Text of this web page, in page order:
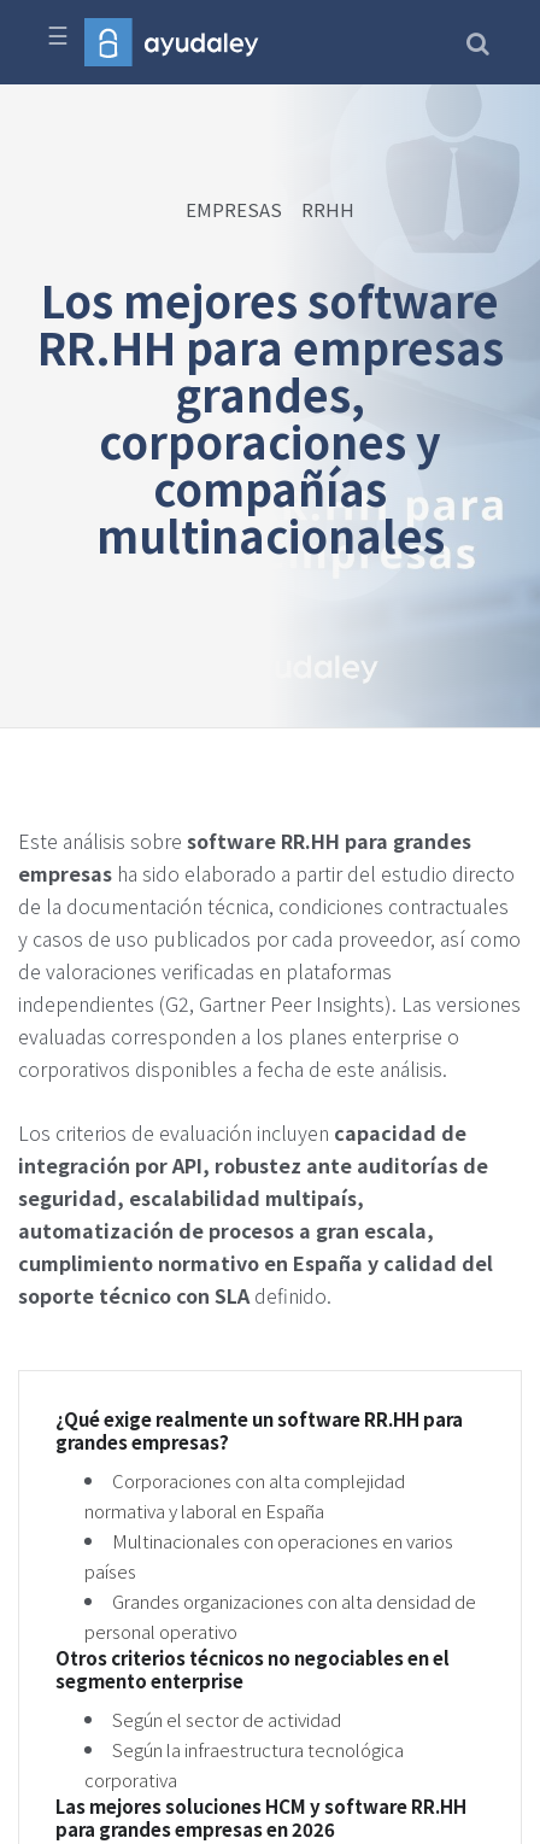
☰
EMPRESAS RRHH
Los mejores software
RR.HH para empresas
grandes,
corporaciones y
compañías
multinacionales
Este análisis sobre software RR.HH para grandes
empresas ha sido elaborado a partir del estudio directo
de la documentación técnica, condiciones contractuales
y casos de uso publicados por cada proveedor, así como
de valoraciones verificadas en plataformas
independientes (G2, Gartner Peer Insights). Las versiones
evaluadas corresponden a los planes enterprise o
corporativos disponibles a fecha de este análisis.
Los criterios de evaluación incluyen capacidad de
integración por API, robustez ante auditorías de
seguridad, escalabilidad multipaís,
automatización de procesos a gran escala,
cumplimiento normativo en España y calidad del
soporte técnico con SLAdefinido.
¿Qué exige realmente un software RR.HH para
grandes empresas?
Corporaciones con alta complejidad
normativa y laboral en España
Multinacionales con operaciones en varios
países
Grandes organizaciones con alta densidad de
personal operativo
Otros criterios técnicos no negociables en el
segmento enterprise
Según el sector de actividad
Según la infraestructura tecnológica
corporativa
Las mejores soluciones HCM y software RR.HH
para grandes empresas en 2026